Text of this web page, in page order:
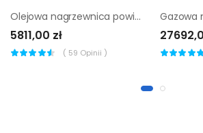
Olejowa nagrzewnica powietrza Remko DZH 20-2
5811,00 zł
( 59 Opinii )